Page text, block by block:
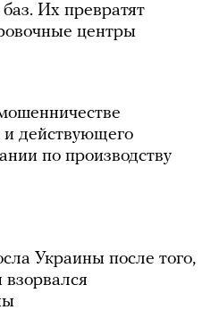
Их превратят
центры
и действующего
по производству
Украины после того,
взорвался